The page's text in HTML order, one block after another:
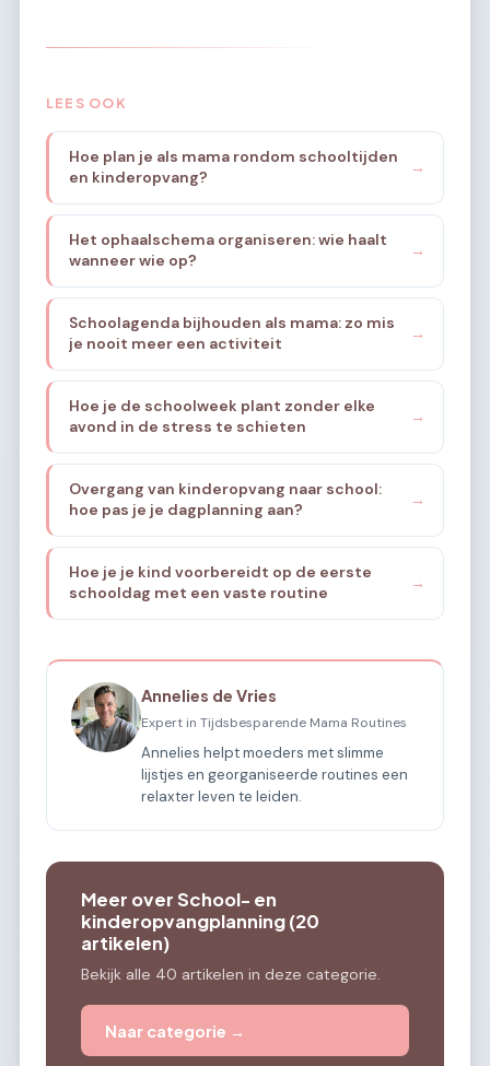
LEES OOK
Hoe plan je als mama rondom schooltijden
en kinderopvang?
→
Het ophaalschema organiseren: wie haalt
wanneer wie op?
→
Schoolagenda bijhouden als mama: zo mis
je nooit meer een activiteit
→
Hoe je de schoolweek plant zonder elke
avond in de stress te schieten
→
Overgang van kinderopvang naar school:
hoe pas je je dagplanning aan?
→
Hoe je je kind voorbereidt op de eerste
schooldag met een vaste routine
→
Annelies de Vries
Expert in Tijdsbesparende Mama Routines
Annelies helpt moeders met slimme
lijstjes en georganiseerde routines een
relaxter leven te leiden.
Meer over School- en
kinderopvangplanning (20
artikelen)
Bekijk alle 40 artikelen in deze categorie.
Naar categorie →